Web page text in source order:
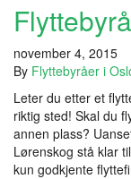
november 4, 2015
By Flyttebyråer i
Leter du etter et
riktig sted! Skal du
annen plass?
Lørenskog stå klar
kun godkjente